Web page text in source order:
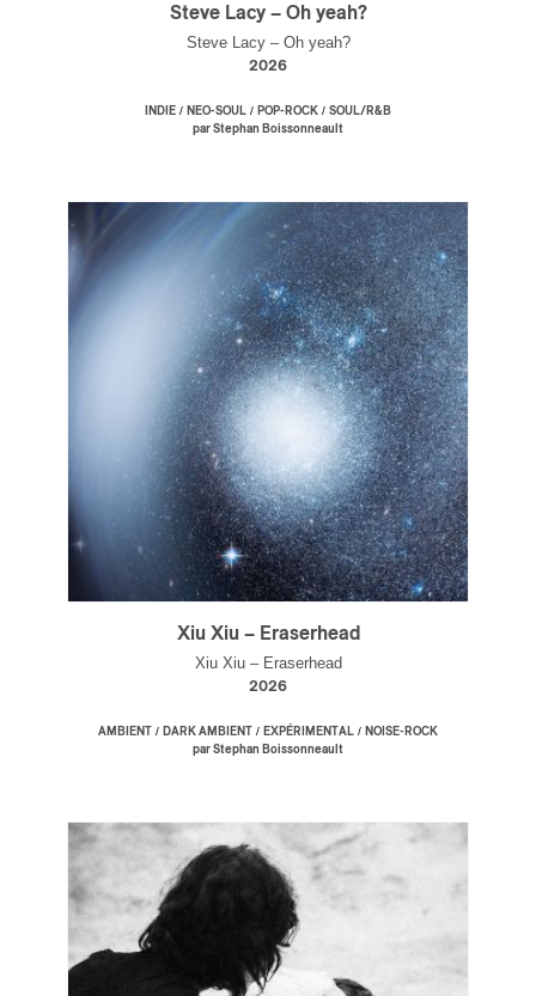
Steve Lacy – Oh yeah?
Steve Lacy – Oh yeah?
2026
INDIE / NEO-SOUL / POP-ROCK / SOUL/R&B
par Stephan Boissonneault
Xiu Xiu – Eraserhead
Xiu Xiu – Eraserhead
2026
AMBIENT / DARK AMBIENT / EXPÉRIMENTAL / NOISE-ROCK
par Stephan Boissonneault